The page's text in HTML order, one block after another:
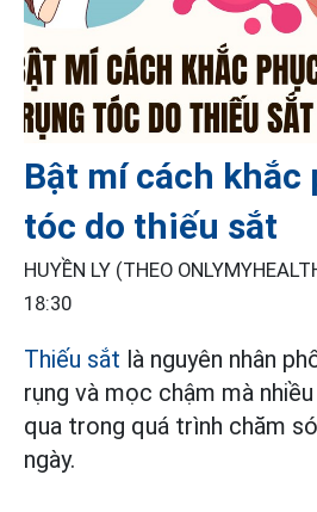
Bật mí cách khắc
tóc do thiếu sắt
HUYỀN LY (THEO
18:30
Thiếu sắt là nguyên nhân
rụng và mọc chậm mà
qua trong quá trình chăm
ngày.